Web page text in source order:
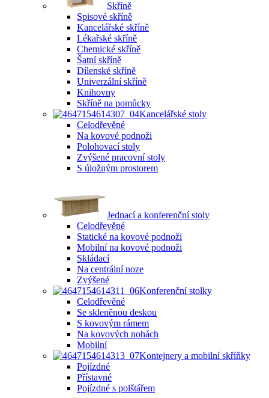
Skříně
Spisové skříně
Kancelářské skříně
Lékařské skříně
Chemické skříně
Šatní skříně
Dílenské skříně
Univerzální skříně
Knihovny
Skříně na pomůcky
Kancelářské stoly
Celodřevěné
Na kovové podnoži
Polohovací stoly
Zvýšené pracovní stoly
S úložným prostorem
Jednací a konferenční stoly
Celodřevěné
Statické na kovové podnoži
Mobilní na kovové podnoži
Skládací
Na centrální noze
Zvýšené
Konferenční stolky
Celodřevěné
Se skleněnou deskou
S kovovým rámem
Na kovových nohách
Mobilní
Kontejnery a mobilní skříňky
Pojízdné
Přístavné
Pojízdné s polštářem